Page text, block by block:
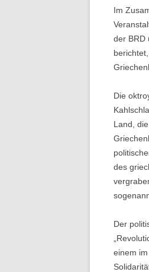
Im
der BRD
Die
Land,
des
Der
einem